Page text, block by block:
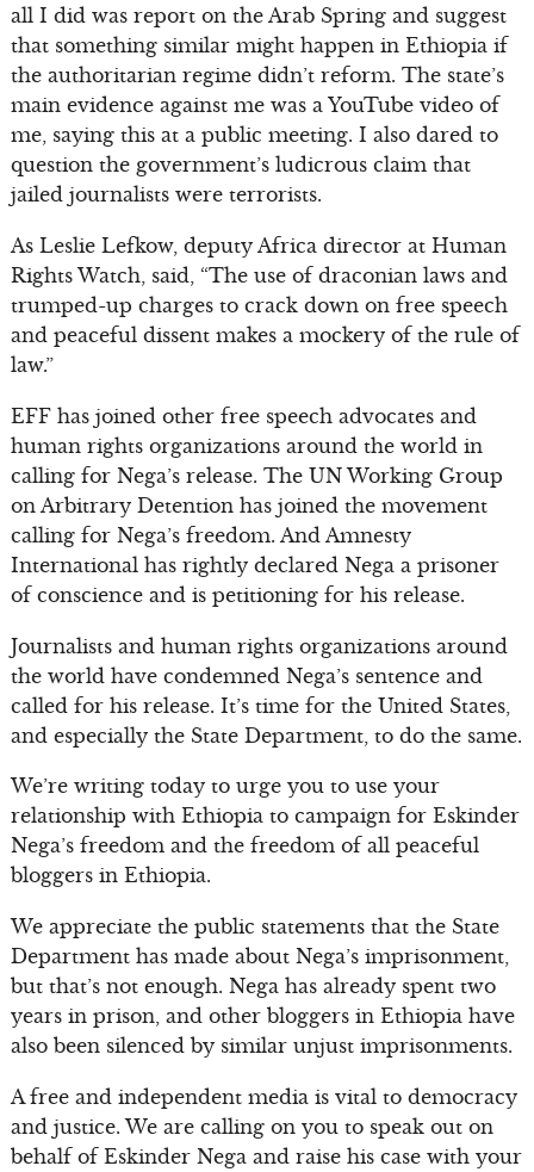
all I did was report on the Arab Spring and suggest
that something similar might happen in Ethiopia if
the authoritarian regime didn’t reform. The state’s
main evidence against me was a YouTube video of
me, saying this at a public meeting. I also dared to
question the government’s ludicrous claim that
jailed journalists were terrorists.
As Leslie Lefkow, deputy Africa director at Human
Rights Watch, said, “The use of draconian laws and
trumped-up charges to crack down on free speech
and peaceful dissent makes a mockery of the rule of
law.”
EFF has joined other free speech advocates and
human rights organizations around the world in
calling for Nega’s release. The UN Working Group
on Arbitrary Detention has joined the movement
calling for Nega’s freedom. And Amnesty
International has rightly declared Nega a prisoner
of conscience and is petitioning for his release.
Journalists and human rights organizations around
the world have condemned Nega’s sentence and
called for his release. It’s time for the United States,
and especially the State Department, to do the same.
We’re writing today to urge you to use your
relationship with Ethiopia to campaign for Eskinder
Nega’s freedom and the freedom of all peaceful
bloggers in Ethiopia.
We appreciate the public statements that the State
Department has made about Nega’s imprisonment,
but that’s not enough. Nega has already spent two
years in prison, and other bloggers in Ethiopia have
also been silenced by similar unjust imprisonments.
A free and independent media is vital to democracy
and justice. We are calling on you to speak out on
behalf of Eskinder Nega and raise his case with your